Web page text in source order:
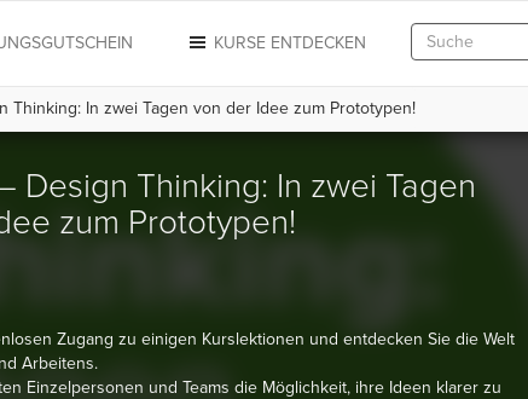
KURSE ENTDECKEN
Thinking: In zwei Tagen von der Idee zum Prototypen!
Design Thinking: In zwei Tagen
zum Prototypen!
Zugang zu einigen Kurslektionen und entdecken Sie die Welt
Arbeitens.
Einzelpersonen und Teams die Möglichkeit, ihre Ideen klarer zu